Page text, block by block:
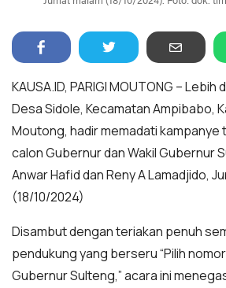
KAUSA.ID, PARIGI MOUTONG –
Desa Sidole, Kecamatan Ampibabo,
Moutong, hadir memadati
calon Gubernur dan Wakil Gubernur
Anwar Hafid dan Reny A Lamadjido,
(18/10/2024)
Disambut dengan teriakan penuh
pendukung yang berseru “Pilih
Gubernur Sulteng,” acara ini